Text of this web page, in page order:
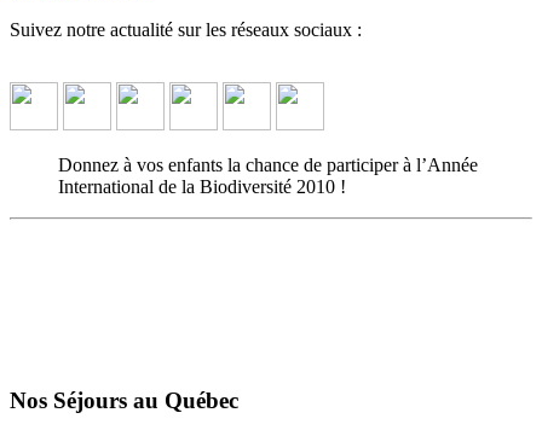
Suivez notre actualité sur les réseaux sociaux :
Donnez à vos enfants la chance de participer à l’Année
International de la Biodiversité 2010 !
Nos Séjours au Québec